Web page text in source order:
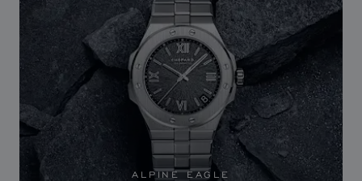
ALPINE EAGLE